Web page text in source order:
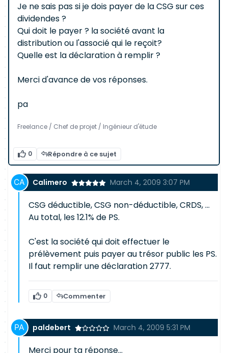
Je ne sais pas si je dois payer de la CSG sur ces
dividendes ?
Qui doit le payer ? la société avant la
distribution ou l'associé qui le reçoit?
Quelle est la déclaration à remplir ?
Merci d'avance de vos réponses.
pa
Freelance / Chef de projet / Ingénieur d'étude
0 Répondre à ce sujet
Calimero March 4, 2009 3:07 PM
CSG déductible, CSG non-déductible, CRDS, ...
Au total, les 12.1% de PS.
C'est la société qui doit effectuer le
prélèvement puis payer au trésor public les PS.
Il faut remplir une déclaration 2777.
0 Commenter
paldebert March 4, 2009 5:31 PM
Merci pour ta réponse...